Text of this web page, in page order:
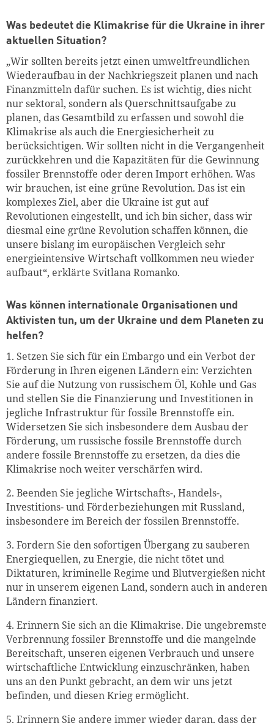
Was bedeutet die Klimakrise für die Ukraine in ihrer
aktuellen Situation?
„Wir sollten bereits jetzt einen umweltfreundlichen
Wiederaufbau in der Nachkriegszeit planen und nach
Finanzmitteln dafür suchen. Es ist wichtig, dies nicht
nur sektoral, sondern als Querschnittsaufgabe zu
planen, das Gesamtbild zu erfassen und sowohl die
Klimakrise als auch die Energiesicherheit zu
berücksichtigen. Wir sollten nicht in die Vergangenheit
zurückkehren und die Kapazitäten für die Gewinnung
fossiler Brennstoffe oder deren Import erhöhen. Was
wir brauchen, ist eine grüne Revolution. Das ist ein
komplexes Ziel, aber die Ukraine ist gut auf
Revolutionen eingestellt, und ich bin sicher, dass wir
diesmal eine grüne Revolution schaffen können, die
unsere bislang im europäischen Vergleich sehr
energieintensive Wirtschaft vollkommen neu wieder
aufbaut“, erklärte Svitlana Romanko.
Was können internationale Organisationen und
Aktivisten tun, um der Ukraine und dem Planeten zu
helfen?
1. Setzen Sie sich für ein Embargo und ein Verbot der
Förderung in Ihren eigenen Ländern ein: Verzichten
Sie auf die Nutzung von russischem Öl, Kohle und Gas
und stellen Sie die Finanzierung und Investitionen in
jegliche Infrastruktur für fossile Brennstoffe ein.
Widersetzen Sie sich insbesondere dem Ausbau der
Förderung, um russische fossile Brennstoffe durch
andere fossile Brennstoffe zu ersetzen, da dies die
Klimakrise noch weiter verschärfen wird.
2. Beenden Sie jegliche Wirtschafts-, Handels-,
Investitions- und Förderbeziehungen mit Russland,
insbesondere im Bereich der fossilen Brennstoffe.
3. Fordern Sie den sofortigen Übergang zu sauberen
Energiequellen, zu Energie, die nicht tötet und
Diktaturen, kriminelle Regime und Blutvergießen nicht
nur in unserem eigenen Land, sondern auch in anderen
Ländern finanziert.
4. Erinnern Sie sich an die Klimakrise. Die ungebremste
Verbrennung fossiler Brennstoffe und die mangelnde
Bereitschaft, unseren eigenen Verbrauch und unsere
wirtschaftliche Entwicklung einzuschränken, haben
uns an den Punkt gebracht, an dem wir uns jetzt
befinden, und diesen Krieg ermöglicht.
5. Erinnern Sie andere immer wieder daran, dass der